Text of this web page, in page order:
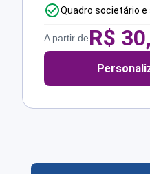
Quadro societário
A partir deR$